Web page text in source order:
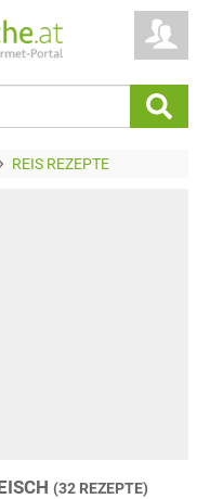
REIS REZEPTE
(32 REZEPTE)